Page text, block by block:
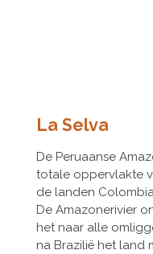
La Selva
De Peruaanse
totale oppervlakte
de landen
De Amazonerivier
het naar alle
na Brazilië het land